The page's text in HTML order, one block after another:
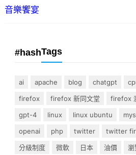
音樂饗宴
#hashTags
ai apache blog chatgpt
firefox
firefox 新同文堂 firefox
gpt-4
linux linux ubuntu
openai
php twitter twitter
分級制度
微軟 日本 油價 瀏